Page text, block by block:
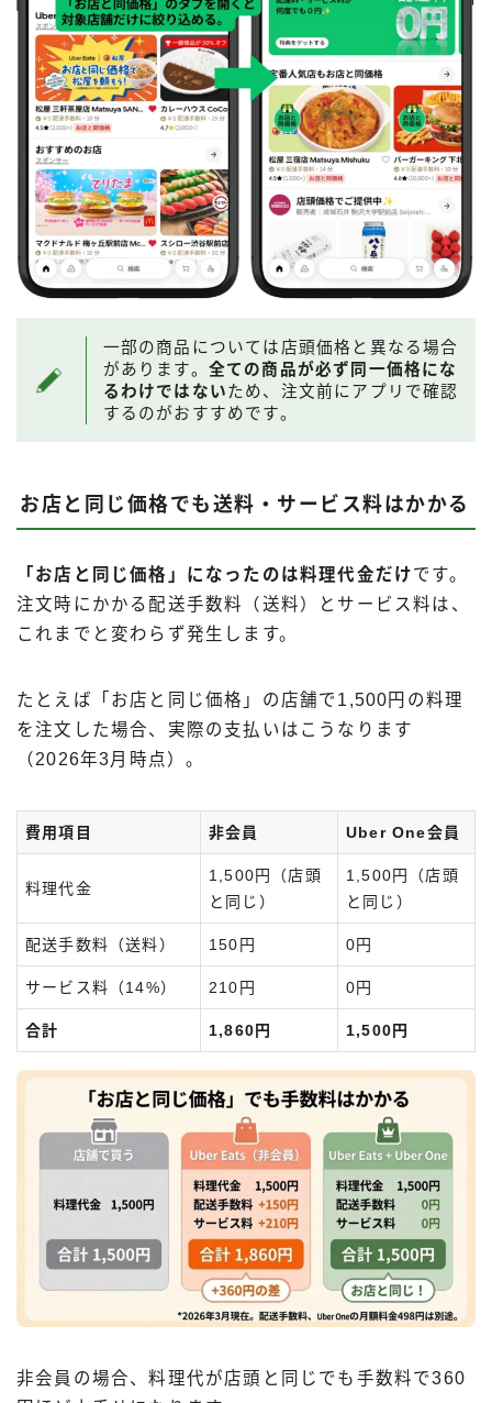
一部の商品については店頭価格と異なる場合
があります。 全ての商品が必ず同一価格にな
るわけではないため、注文前にアプリで確認
するのがおすすめです。
お店と同じ価格でも送料・サービス料はかかる
「お店と同じ価格」になったのは料理代金だけです。
注文時にかかる配送手数料（送料）とサービス料は、
これまでと変わらず発生します。
たとえば「お店と同じ価格」の店舗で1,500円の料理
を注文した場合、実際の支払いはこうなります
（2026年3月時点）。
費用項目 非会員 Uber One会員
料理代金
1,500円（店頭
と同じ）
1,500円（店頭
と同じ）
配送手数料（送料） 150円 0円
サービス料（14%） 210円 0円
合計 1,860円 1,500円
非会員の場合、料理代が店頭と同じでも手数料で360